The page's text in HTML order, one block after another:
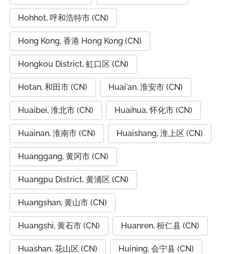
Hohhot, 呼和浩特市 (CN)
Hong Kong, 香港 Hong Kong (CN)
Hongkou District, 虹口区 (CN)
Hotan, 和田市 (CN) Huai'an, 淮安市 (CN)
Huaibei, 淮北市 (CN) Huaihua, 怀化市 (CN)
Huainan, 淮南市 (CN) Huaishang, 淮上区 (CN)
Huanggang, 黄冈市 (CN)
Huangpu District, 黄浦区 (CN)
Huangshan, 黄山市 (CN)
Huangshi, 黄石市 (CN) Huanren, 桓仁县 (CN)
Huashan, 花山区 (CN) Huining, 会宁县 (CN)